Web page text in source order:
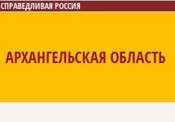
СПРАВЕДЛИВАЯ РОССИЯ
АРХАНГЕЛЬСКАЯ ОБЛАСТЬ